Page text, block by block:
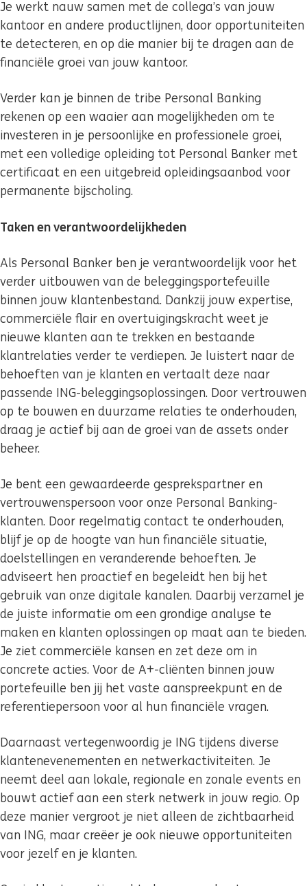
Je werkt nauw samen met de collega’s van jouw
kantoor en andere productlijnen, door opportuniteiten
te detecteren, en op die manier bij te dragen aan de
financiële groei van jouw kantoor.
Verder kan je binnen de tribe Personal Banking
rekenen op een waaier aan mogelijkheden om te
investeren in je persoonlijke en professionele groei,
met een volledige opleiding tot Personal Banker met
certificaat en een uitgebreid opleidingsaanbod voor
permanente bijscholing.
Taken en verantwoordelijkheden
Als Personal Banker ben je verantwoordelijk voor het
verder uitbouwen van de beleggingsportefeuille
binnen jouw klantenbestand. Dankzij jouw expertise,
commerciële flair en overtuigingskracht weet je
nieuwe klanten aan te trekken en bestaande
klantrelaties verder te verdiepen. Je luistert naar de
behoeften van je klanten en vertaalt deze naar
passende ING-beleggingsoplossingen. Door vertrouwen
op te bouwen en duurzame relaties te onderhouden,
draag je actief bij aan de groei van de assets onder
beheer.
Je bent een gewaardeerde gesprekspartner en
vertrouwenspersoon voor onze Personal Banking-
klanten. Door regelmatig contact te onderhouden,
blijf je op de hoogte van hun financiële situatie,
doelstellingen en veranderende behoeften. Je
adviseert hen proactief en begeleidt hen bij het
gebruik van onze digitale kanalen. Daarbij verzamel je
de juiste informatie om een grondige analyse te
maken en klanten oplossingen op maat aan te bieden.
Je ziet commerciële kansen en zet deze om in
concrete acties. Voor de A+-cliënten binnen jouw
portefeuille ben jij het vaste aanspreekpunt en de
referentiepersoon voor al hun financiële vragen.
Daarnaast vertegenwoordig je ING tijdens diverse
klantenevenementen en netwerkactiviteiten. Je
neemt deel aan lokale, regionale en zonale events en
bouwt actief aan een sterk netwerk in jouw regio. Op
deze manier vergroot je niet alleen de zichtbaarheid
van ING, maar creëer je ook nieuwe opportuniteiten
voor jezelf en je klanten.